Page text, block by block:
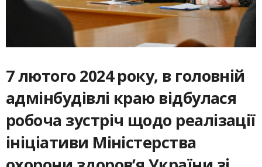
7 лютого 2024 року, в головній
адмінбудівлі краю відбулася
робоча зустріч щодо реалізації
ініціативи Міністерства